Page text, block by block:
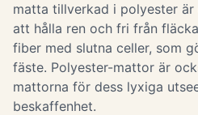
matta tillverkad i polyester
att hålla ren och fri från
fiber med slutna celler, som
fäste. Polyester-mattor är
mattorna för dess lyxiga
beskaffenhet.